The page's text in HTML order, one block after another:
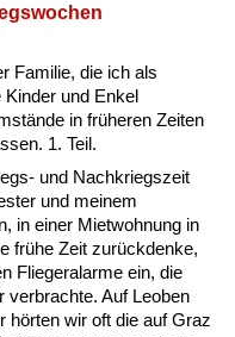
Kinder
Familie, die ich als
und Enkel
in früheren Zeiten
1. Teil.
und Nachkriegszeit
und meinem
in einer Mietwohnung in
frühe Zeit zurückdenke,
Fliegeralarme ein, die
verbrachte. Auf Leoben
hörten wir oft die auf Graz